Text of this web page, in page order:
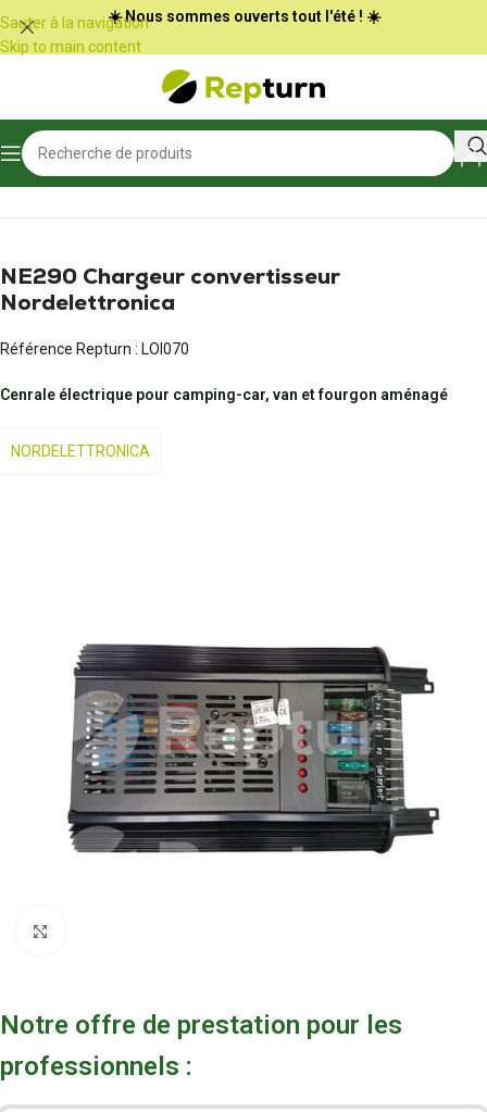
Panneau de gestion des cookies
Sauter à la navigation
Skip to main content
☀️ Nous sommes ouverts tout l'été ! ☀️
Accueil Bloc électrique et chargeur de batterie
NE290 Chargeur convertisseur
Nordelettronica
Référence Repturn : LOI070
Cenrale électrique pour camping-car, van et fourgon aménagé
NORDELETTRONICA
Notre offre de prestation pour les
professionnels :